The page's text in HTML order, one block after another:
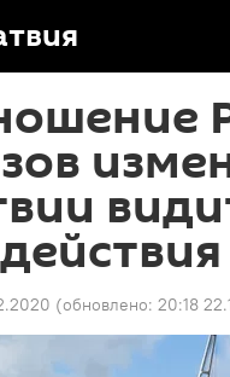
(обновлено: 20:18